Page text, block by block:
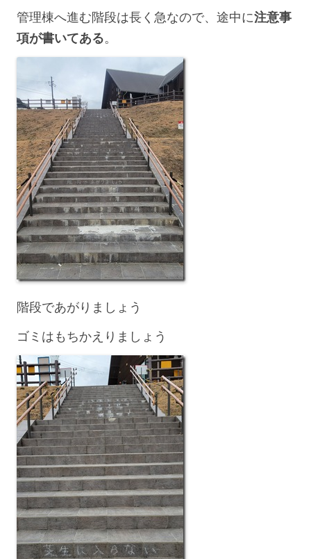
管理棟へ進む階段は長く急なので、途中に注意事
項が書いてある。
階段であがりましょう
ゴミはもちかえりましょう